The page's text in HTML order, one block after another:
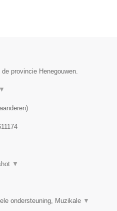
provincie Henegouwen.
▼
)
▼
ondersteuning, Muzikale ▼